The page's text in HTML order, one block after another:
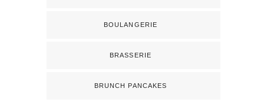
BOULANGERIE
BRASSERIE
BRUNCH PANCAKES